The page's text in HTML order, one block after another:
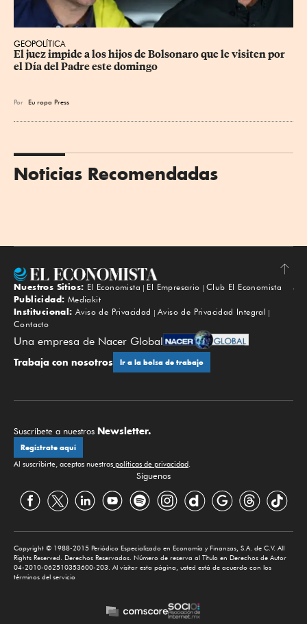
GEOPOLÍTICA
El juez impide a los hijos de Bolsonaro que le visiten por
el Día del Padre este domingo
Por Eu ropa Press
Noticias Recomendadas
Subir
Nuestros Sitios: El Economista El Empresario
Club El Economista
Publicidad: Mediakit
Institucional: Aviso de Privacidad
Aviso de Privacidad Integral
Contacto
Una empresa de Nacer Global
Trabaja con nosotros Ir a la bolsa de trabajo
Suscríbete a nuestros Newsletter.
Regístrate aquí
Al suscribirte, aceptas nuestras políticas de privacidad.
Síguenos
Copyright © 1988-2015 Periódico Especializado en Economía y Finanzas, S.A. de C.V. All
Rights Reserved. Derechos Reservados. Número de reserva al Título en Derechos de Autor
04-2010-062510353600-203. Al visitar esta página, usted está de acuerdo con los
términos del servicio